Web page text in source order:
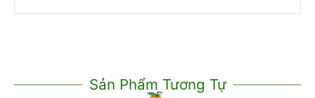
Sản Phẩm Tương Tự